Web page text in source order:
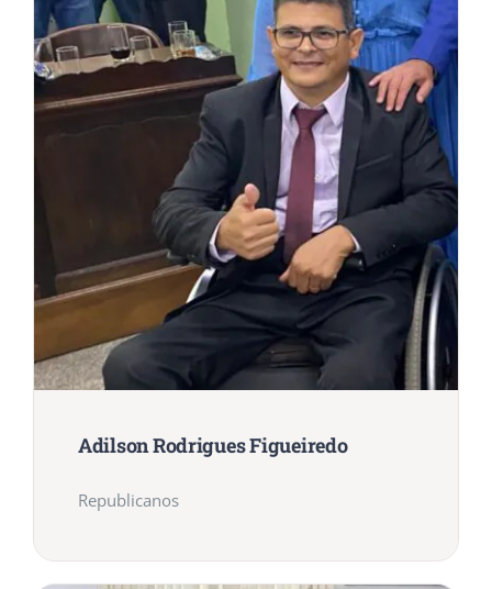
Adilson Rodrigues Figueiredo
Republicanos